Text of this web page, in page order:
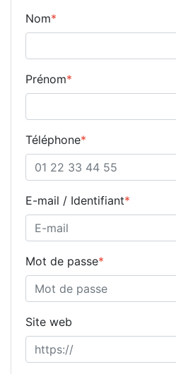
Nom*
Prénom*
Téléphone*
E-mail / Identifiant*
Mot de passe*
Site web